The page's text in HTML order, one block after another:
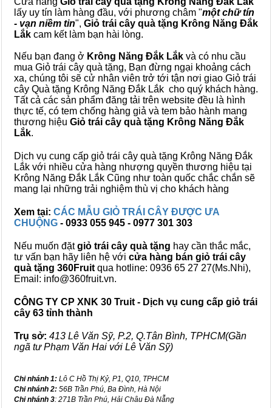
lấy uy tín làm hàng đầu, với phương châm "một chữ tín
- vạn niềm tin", Giỏ trái cây quà tặng Krông Năng Đắk
Lắk cam kết làm bạn hài lòng.
Nếu bạn đang ở Krông Năng Đắk Lắk và có nhu cầu
mua Giỏ trái cây quà tặng, Bạn đừng ngại khoảng cách
xa, chúng tôi sẽ cử nhân viên trở tới tận nơi giao Giỏ trái
cây Quà tặng Krông Năng Đắk Lắk cho quý khách hàng.
Tất cả các sản phẩm đăng tải trên website đều là hình
thực tế, có tem chống hàng giả và tem bảo hành mang
thương hiệu Giỏ trái cây quà tặng Krông Năng Đắk
Lắk.
Dịch vụ cung cấp giỏ trái cây quà tặng Krông Năng Đắk
Lắk với nhiều cửa hàng nhượng quyền thương hiệu tại
Krông Năng Đắk Lắk Cũng như toàn quốc chắc chắn sẽ
mang lại những trải nghiệm thù vị cho khách hàng
Xem tại: CÁC MẪU GIỎ TRÁI CÂY ĐƯỢC ƯA
CHUỘNG - 0933 055 945 - 0977 301 303
Nếu muốn đặtgiỏ trái cây quà tặng hay cần thắc mắc,
tư vấn bạn hãy liên hệ với cửa hàng bán giỏ trái cây
quà tặng 360Fruit qua hotline: 0936 65 27 27(Ms.Nhi),
Email: info@360fruit.vn.
CÔNG TY CP XNK 30 Truit - Dịch vụ cung cấp giỏ trái
cây 63 tỉnh thành
Trụ sở: 413 Lê Văn Sỹ, P.2, Q.Tân Bình, TPHCM(Gần
ngã tư Phạm Văn Hai với Lê Văn Sỹ)
Chi nhánh 1: Lô C Hồ Thị Kỷ, P1, Q10, TPHCM
Chi nhánh 2: 56B Trần Phú, Ba Đình, Hà Nội
Chi nhánh 3: 271B Trần Phú, Hải Châu Đà Nẵng